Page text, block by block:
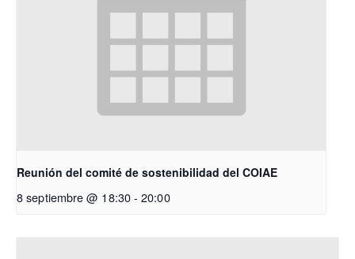
Reunión del comité de sostenibilidad del COIAE
8 septiembre @ 18:30- 20:00